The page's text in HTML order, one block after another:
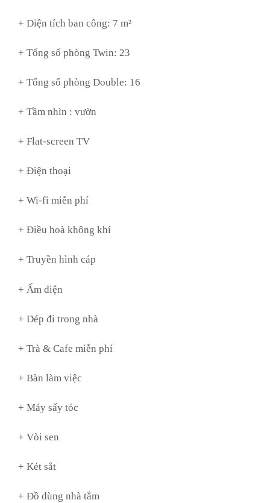
+ Diện tích ban công: 7 m²
+ Tổng số phòng Twin: 23
+ Tổng số phòng Double: 16
+ Tầm nhìn : vườn
+ Flat-screen TV
+ Điện thoại
+ Wi-fi miễn phí
+ Điều hoà không khí
+ Truyền hình cáp
+ Ấm điện
+ Dép đi trong nhà
+ Trà & Cafe miễn phí
+ Bàn làm việc
+ Máy sấy tóc
+ Vòi sen
+ Két sắt
+ Đồ dùng nhà tắm